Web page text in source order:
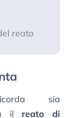
reato
sia
il reato di